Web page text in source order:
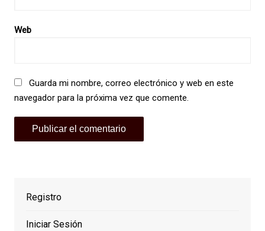
Web
Guarda mi nombre, correo electrónico y web en este
navegador para la próxima vez que comente.
Registro
Iniciar Sesión